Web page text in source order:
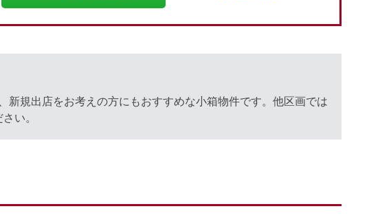
規出店をお考えの方にもおすすめな小箱物件です。他区画では
い。